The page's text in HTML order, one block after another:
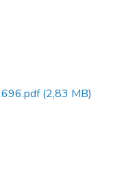
(2,83 MB)